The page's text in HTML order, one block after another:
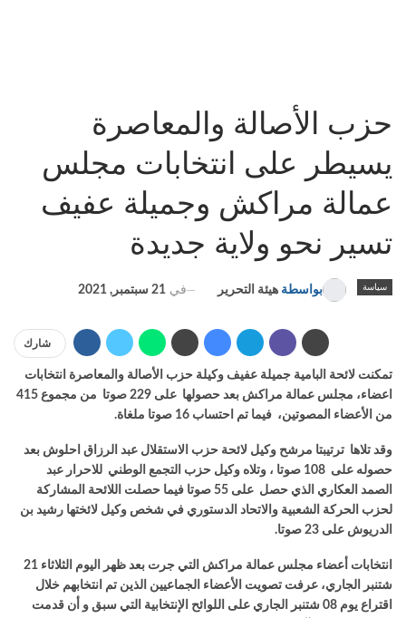
حزب الأصالة والمعاصرة
يسيطر على انتخابات مجلس
عمالة مراكش وجميلة عفيف
تسير نحو ولاية جديدة
سياسة بواسطة هيئة التحرير في 21 سبتمبر, 2021
شارك
تمكنت لائحة البامية جميلة عفيف وكيلة حزب الأصالة والمعاصرة انتخابات
اعضاء، مجلس عمالة مراكش بعد حصولها على 229 صوتا من مجموع 415
من الأعضاء المصوتين، فيما تم احتساب 16 صوتا ملغاة.
وقد تلاها ترتيبتا مرشح وكيل لائحة حزب الاستقلال عبد الرزاق احلوش بعد
حصوله على 108 صوتا ، وتلاه وكيل حزب التجمع الوطني للاحرار عبد
الصمد العكاري الذي حصل على 55 صوتا فيما حصلت اللائحة المشاركة
لحزب الحركة الشعبية والاتحاد الدستوري في شخص وكيل لائختها رشيد بن
الدريوش على 23 صوتا.
انتخابات أعضاء مجلس عمالة مراكش التي جرت بعد ظهر اليوم الثلاثاء 21
شتنبر الجاري، عرفت تصويت الأعضاء الجماعيين الذين تم انتخابهم خلال
اقتراع يوم 08 شتنبر الجاري على اللوائح الإنتخابية التي سبق و أن قدمت